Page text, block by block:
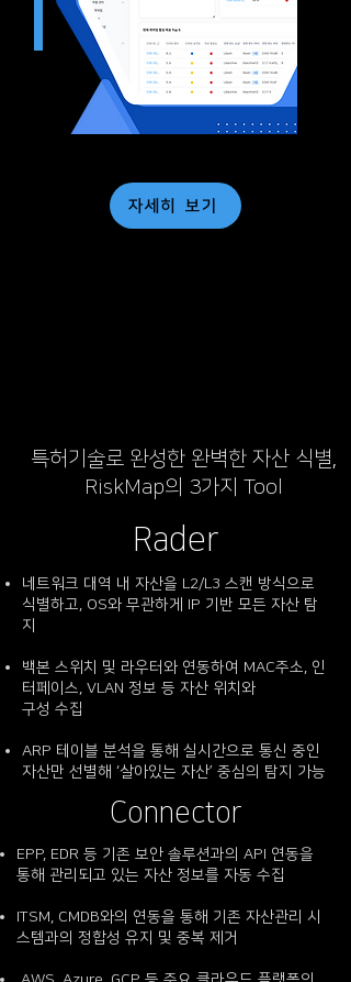
자세히 보기
특허기술로 완성한 완벽한 자산 식별,
RiskMap의 3가지 Tool
Rader
네트워크 대역 내 자산을 L2/L3 스캔 방식으로
식별하고, OS와 무관하게 IP 기반 모든 자산 탐
지
백본 스위치 및 라우터와 연동하여 MAC주소, 인
터페이스, VLAN 정보 등 자산 위치와
구성 수집
ARP 테이블 분석을 통해 실시간으로 통신 중인
자산만 선별해 ‘살아있는 자산’ 중심의 탐지 가능
Connector
EPP, EDR 등 기존 보안 솔루션과의 API 연동을
통해 관리되고 있는 자산 정보를 자동 수집
ITSM, CMDB와의 연동을 통해 기존 자산관리 시
스템과의 정합성 유지 및 중복 제거